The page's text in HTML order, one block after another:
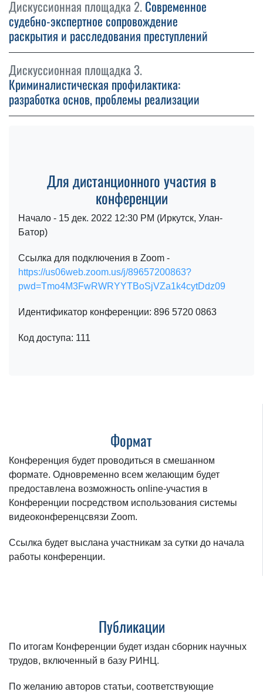
Дискуссионная площадка 2.Современное
судебно-экспертное сопровождение
раскрытия и расследования преступлений
Дискуссионная площадка 3.
Криминалистическая профилактика:
разработка основ, проблемы реализации
Для дистанционного участия в
конференции
Начало - 15 дек. 2022 12:30 PM (Иркутск, Улан-
Батор)
Ссылка для подключения в Zoom -
https://us06web.zoom.us/j/89657200863?
pwd=Tmo4M3FwRWRYYTBoSjVZa1k4cytDdz09
Идентификатор конференции: 896 5720 0863
Код доступа: 111
Формат
Конференция будет проводиться в смешанном
формате. Одновременно всем желающим будет
предоставлена возможность online-участия в
Конференции посредством использования системы
видеоконференцсвязи Zoom.
Ссылка будет выслана участникам за сутки до начала
работы конференции.
Публикации
По итогам Конференции будет издан сборник научных
трудов, включенный в базу РИНЦ.
По желанию авторов статьи, соответствующие